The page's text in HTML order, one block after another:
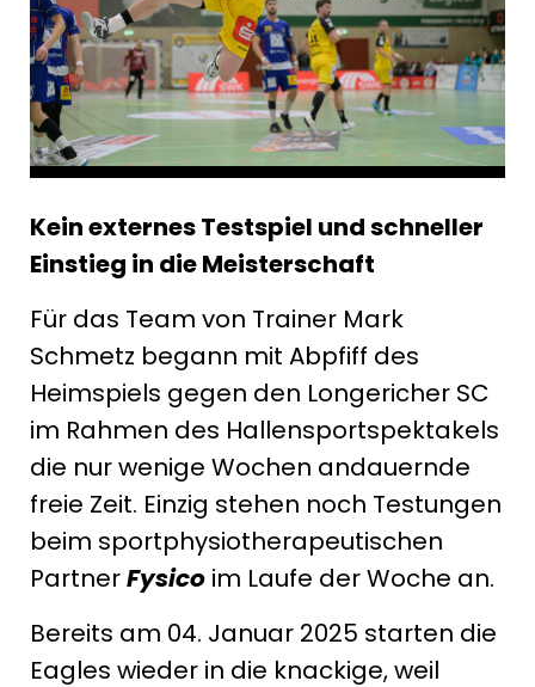
Kein externes Testspiel und schneller
Einstieg in die Meisterschaft
Für das Team von Trainer Mark
Schmetz begann mit Abpfiff des
Heimspiels gegen den Longericher SC
im Rahmen des Hallensportspektakels
die nur wenige Wochen andauernde
freie Zeit. Einzig stehen noch Testungen
beim sportphysiotherapeutischen
PartnerFysico im Laufe der Woche an.
Bereits am 04. Januar 2025 starten die
Eagles wieder in die knackige, weil